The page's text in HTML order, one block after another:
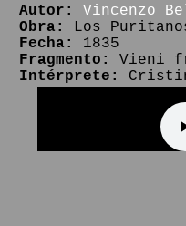
Autor:
Vincenzo
Obra:
Los
Fecha:
1835
Fragmento:
Vieni
Intérprete: